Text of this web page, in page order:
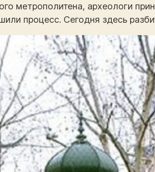
метрополитена, археологи
процесс. Сегодня здесь